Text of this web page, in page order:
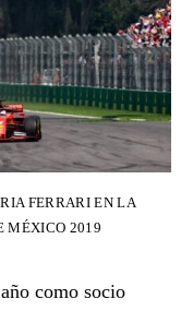
FERRARI EN LA
MÉXICO 2019
como socio